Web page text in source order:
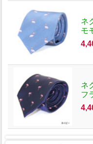
ネ
モ
ネ
フ